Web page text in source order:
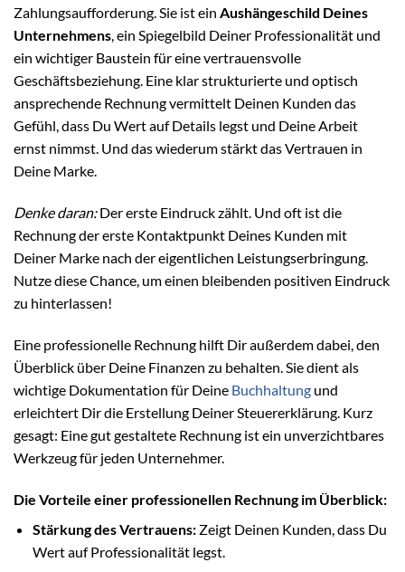
Zahlungsaufforderung. Sie ist ein Aushängeschild Deines
Unternehmens, ein Spiegelbild Deiner Professionalität und
ein wichtiger Baustein für eine vertrauensvolle
Geschäftsbeziehung. Eine klar strukturierte und optisch
ansprechende Rechnung vermittelt Deinen Kunden das
Gefühl, dass Du Wert auf Details legst und Deine Arbeit
ernst nimmst. Und das wiederum stärkt das Vertrauen in
Deine Marke.
Denke daran:Der erste Eindruck zählt. Und oft ist die
Rechnung der erste Kontaktpunkt Deines Kunden mit
Deiner Marke nach der eigentlichen Leistungserbringung.
Nutze diese Chance, um einen bleibenden positiven Eindruck
zu hinterlassen!
Eine professionelle Rechnung hilft Dir außerdem dabei, den
Überblick über Deine Finanzen zu behalten. Sie dient als
wichtige Dokumentation für Deine Buchhaltung und
erleichtert Dir die Erstellung Deiner Steuererklärung. Kurz
gesagt: Eine gut gestaltete Rechnung ist ein unverzichtbares
Werkzeug für jeden Unternehmer.
Die Vorteile einer professionellen Rechnung im Überblick:
Stärkung des Vertrauens:Zeigt Deinen Kunden, dass Du
Wert auf Professionalität legst.